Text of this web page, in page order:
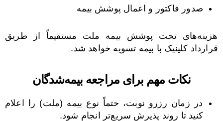
صدور فاکتور و اعمال پوشش بیمه
هزینه‌های تحت پوشش بیمه ملت مستقیماً از طریق
قرارداد کلینیک با بیمه تسویه خواهد شد.
نکات مهم برای مراجعه بیمه‌شدگان
در زمان رزرو نوبت، حتماً نوع بیمه (ملت) را اعلام
کنید تا روند پذیرش سریع‌تر انجام شود.